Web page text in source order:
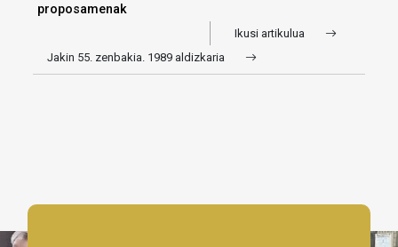
proposamenak
Ikusi artikulua
Jakin 55. zenbakia. 1989 aldizkaria